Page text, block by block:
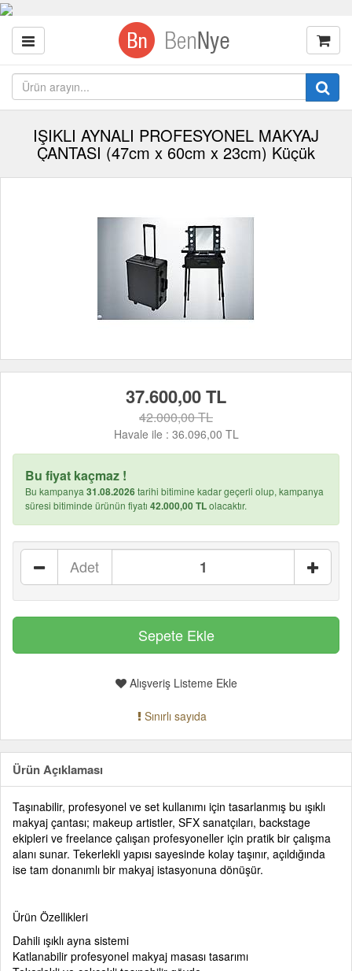
IŞIKLI AYNALI PROFESYONEL MAKYAJ
ÇANTASI (47cm x 60cm x 23cm) Küçük
37.600,00 TL
42.000,00 TL
Havale ile : 36.096,00 TL
Bu fiyat kaçmaz !
Bu kampanya 31.08.2026tarihi bitimine kadar geçerli olup, kampanya
süresi bitiminde ürünün fiyatı 42.000,00 TLolacaktır.
Adet
Alışveriş Listeme Ekle
Sınırlı sayıda
Ürün Açıklaması
Taşınabilir, profesyonel ve set kullanımı için tasarlanmış bu ışıklı
makyaj çantası; makeup artistler, SFX sanatçıları, backstage
ekipleri ve freelance çalışan profesyoneller için pratik bir çalışma
alanı sunar. Tekerlekli yapısı sayesinde kolay taşınır, açıldığında
ise tam donanımlı bir makyaj istasyonuna dönüşür.
Ürün Özellikleri
Dahili ışıklı ayna sistemi
Katlanabilir profesyonel makyaj masası tasarımı